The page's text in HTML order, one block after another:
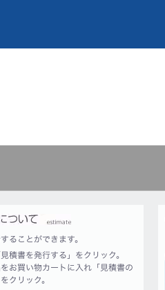
ることができます。
見積書を発行する」をクリック。
お買い物カートに入れ「見積書の
クリック。